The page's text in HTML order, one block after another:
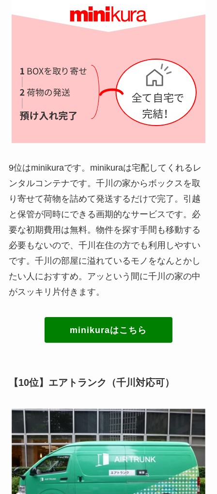
9位はminikuraです。minikuraは宅配してくれるレ
ンタルコンテナです。千川の家からボックスを取
り寄せて荷物を詰めて発送するだけで完了。引越
と保管が同時にできる画期的なサービスです。必
要な初期費用は無料。物件を探す手間も移動する
必要もないので、千川在住の方でも利用しやすい
です。千川の部屋に溢れているモノをなんとかし
たい人におすすめ。アッという間に千川の家の中
がスッキリ片付きます。
minikuraはこちら
【10位】エアトランク（千川対応可）